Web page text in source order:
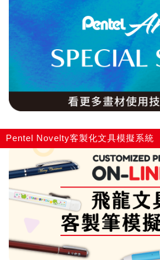
Pentel Novelty客製化文具模擬系統